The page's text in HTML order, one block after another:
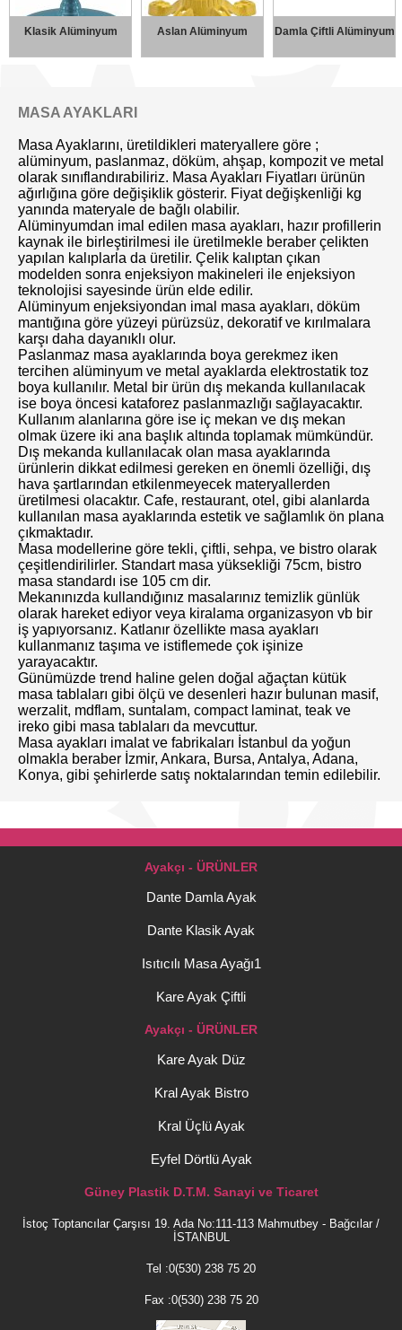
Klasik Alüminyum Aslan Alüminyum Damla Çiftli Alüminyum
Platin Bistro
Alumniyum Ayak
Aslan Bistro Döküm
Ayak
MASA AYAKLARI
Masa Ayaklarını, üretildikleri materyallere göre ;
alüminyum, paslanmaz, döküm, ahşap, kompozit ve metal
olarak sınıflandırabiliriz. Masa Ayakları Fiyatları ürünün
ağırlığına göre değişiklik gösterir. Fiyat değişkenliği kg
yanında materyale de bağlı olabilir.
Alüminyumdan imal edilen masa ayakları, hazır profillerin
kaynak ile birleştirilmesi ile üretilmekle beraber çelikten
yapılan kalıplarla da üretilir. Çelik kalıptan çıkan
modelden sonra enjeksiyon makineleri ile enjeksiyon
teknolojisi sayesinde ürün elde edilir.
Alüminyum enjeksiyondan imal masa ayakları, döküm
mantığına göre yüzeyi pürüzsüz, dekoratif ve kırılmalara
karşı daha dayanıklı olur.
Paslanmaz masa ayaklarında boya gerekmez iken
tercihen alüminyum ve metal ayaklarda elektrostatik toz
boya kullanılır. Metal bir ürün dış mekanda kullanılacak
ise boya öncesi kataforez paslanmazlığı sağlayacaktır.
Kullanım alanlarına göre ise iç mekan ve dış mekan
olmak üzere iki ana başlık altında toplamak mümkündür.
Dış mekanda kullanılacak olan masa ayaklarında
ürünlerin dikkat edilmesi gereken en önemli özelliği, dış
hava şartlarından etkilenmeyecek materyallerden
üretilmesi olacaktır. Cafe, restaurant, otel, gibi alanlarda
kullanılan masa ayaklarında estetik ve sağlamlık ön plana
çıkmaktadır.
Masa modellerine göre tekli, çiftli, sehpa, ve bistro olarak
çeşitlendirilirler. Standart masa yüksekliği 75cm, bistro
masa standardı ise 105 cm dir.
Mekanınızda kullandığınız masalarınız temizlik günlük
olarak hareket ediyor veya kiralama organizasyon vb bir
iş yapıyorsanız. Katlanır özellikte masa ayakları
kullanmanız taşıma ve istiflemede çok işinize
yarayacaktır.
Günümüzde trend haline gelen doğal ağaçtan kütük
masa tablaları gibi ölçü ve desenleri hazır bulunan masif,
werzalit, mdflam, suntalam, compact laminat, teak ve
ireko gibi masa tablaları da mevcuttur.
Masa ayakları imalat ve fabrikaları İstanbul da yoğun
olmakla beraber İzmir, Ankara, Bursa, Antalya, Adana,
Konya, gibi şehirlerde satış noktalarından temin edilebilir.
Ayakçı - ÜRÜNLER
Dante Damla Ayak
Dante Klasik Ayak
Isıtıcılı Masa Ayağı1
Kare Ayak Çiftli
Ayakçı - ÜRÜNLER
Kare Ayak Düz
Kral Ayak Bistro
Kral Üçlü Ayak
Eyfel Dörtlü Ayak
Güney Plastik D.T.M. Sanayi ve Ticaret
İstoç Toptancılar Çarşısı 19. Ada No:111-113 Mahmutbey - Bağcılar /
İSTANBUL
Tel :0(530) 238 75 20
Fax :0(530) 238 75 20